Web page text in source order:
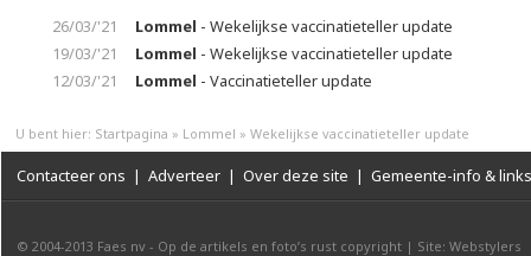
26/03/'21
Lommel - Wekelijkse vaccinatieteller update
19/03/'21
Lommel - Wekelijkse vaccinatieteller update
12/03/'21
Lommel - Vaccinatieteller update
U bent hier: Startpagina » Lommel » Wekelijkse vaccinatieteller update
Contacteer ons | Adverteer | Over deze site | Gemeente-info & links
© 2004-2013 Faes nv - Op de artikels en foto’s rust copyright | Site: Webstylers